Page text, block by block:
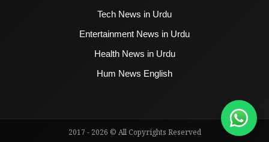
Tech News in Urdu
Entertainment News in Urdu
Health News in Urdu
Hum News English
2017 - 2026 © All Copyrights Reserved